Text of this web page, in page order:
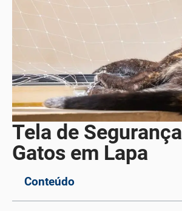
Tela de
Gatos em Lapa
Conteúdo